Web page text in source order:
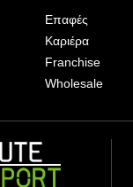
Επαφές
Καριέρα
Franchise
Wholesale